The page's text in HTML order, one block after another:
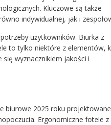
Kluczowe są także
indywidualnej, jak i
użytkowników. Biurka z
to tylko niektóre z elementów,
się wyznacznikiem jakości i
biurowe 2025 roku
Ergonomiczne fotele z